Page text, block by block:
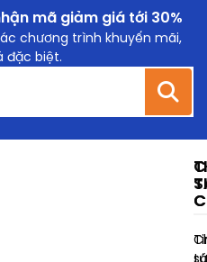
mã giảm giá tới 30%
chương trình khuyến mãi,
đặc biệt.